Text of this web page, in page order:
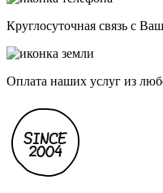
Круглосуточная связь с
Оплата наших услуг из